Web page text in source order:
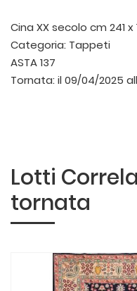
Cina XX secolo cm 241 x
Categoria: Tappeti
ASTA 137
Tornata: il 09/04/2025
Lotti
tornata